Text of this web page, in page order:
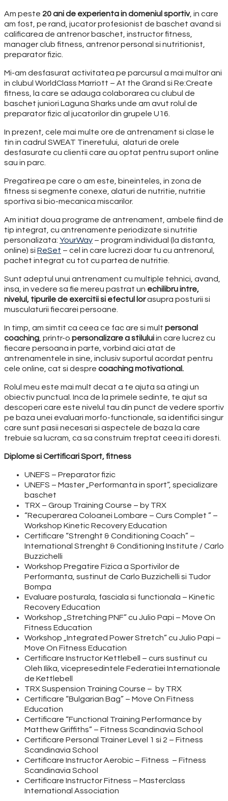
Am peste 20 ani de experienta in domeniul sportiv, in care
am fost, pe rand, jucator profesionist de baschet avand si
calificarea de antrenor baschet, instructor fitness,
manager club fitness, antrenor personal si nutritionist,
preparator fizic.
Mi-am desfasurat activitatea pe parcursul a mai multor ani
in clubul WorldClass Marriott – At the Grand si Re:Create
fitness, la care se adauga colaborarea cu clubul de
baschet juniori Laguna Sharks unde am avut rolul de
preparator fizic al jucatorilor din grupele U16.
In prezent, cele mai multe ore de antrenament si clase le
tin in cadrul SWEAT Tineretului, alaturi de orele
desfasurate cu clientii care au optat pentru suport online
sau in parc.
Pregatirea pe care o am este, bineinteles, in zona de
fitness si segmente conexe, alaturi de nutritie, nutritie
sportiva si bio-mecanica miscarilor.
Am initiat doua programe de antrenament, ambele fiind de
tip integrat, cu antrenamente periodizate si nutritie
personalizata: YourWay – program individual (la distanta,
online) si ReSet – cel in care lucrezi doar tu cu antrenorul,
pachet integrat cu tot cu partea de nutritie.
Sunt adeptul unui antrenament cu multiple tehnici, avand,
insa, in vedere sa fie mereu pastrat un echilibru intre,
nivelul, tipurile de exercitii si efectul lorasupra posturii si
musculaturii fiecarei persoane.
In timp, am simtit ca ceea ce fac are si mult personal
coaching , printr-o personalizare a stiluluiin care lucrez cu
fiecare persoana in parte, vorbind aici atat de
antrenamentele in sine, inclusiv suportul acordat pentru
cele online, cat si despre coaching motivational.
Rolul meu este mai mult decat a te ajuta sa atingi un
obiectiv punctual. Inca de la primele sedinte, te ajut sa
descoperi care este nivelul tau din punct de vedere sportiv
pe baza unei evaluari morfo-functionale, sa identifici singur
care sunt pasii necesari si aspectele de baza la care
trebuie sa lucram, ca sa construim treptat ceea iti doresti.
Diplome si Certificari Sport, fitness
UNEFS – Preparator fizic
UNEFS – Master „Performanta in sport”, specializare
baschet
TRX – Group Training Course – by TRX
“Recuperarea Coloanei Lombare – Curs Complet ” –
Workshop Kinetic Recovery Education
Certificare “Strenght & Conditioning Coach” –
International Strenght & Conditioning Institute / Carlo
Buzzichelli
Workshop Pregatire Fizica a Sportivilor de
Performanta, sustinut de Carlo Buzzichelli si Tudor
Bompa
Evaluare posturala, fasciala si functionala – Kinetic
Recovery Education
Workshop „Stretching PNF” cu Julio Papi – Move On
Fitness Education
Workshop „Integrated Power Stretch” cu Julio Papi –
Move On Fitness Education
Certificare Instructor Kettlebell – curs sustinut cu
Oleh Ilika, vicepresedintele Federatiei Internationale
de Kettlebell
TRX Suspension Training Course – by TRX
Certificare “Bulgarian Bag” – Move On Fitness
Education
Certificare “Functional Training Performance by
Matthew Griffiths” – Fitness Scandinavia School
Certificare Personal Trainer Level 1 si 2 – Fitness
Scandinavia School
Certificare Instructor Aerobic – Fitness – Fitness
Scandinavia School
Certificare Instructor Fitness – Masterclass
International Association